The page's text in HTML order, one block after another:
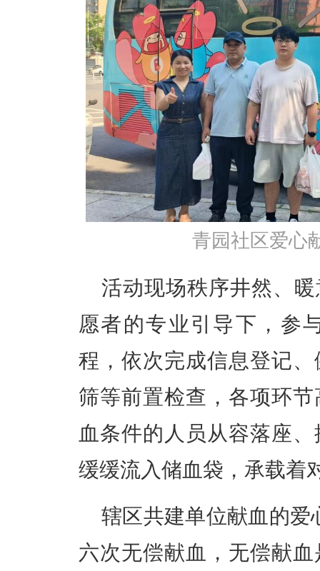
青园社区爱心
活动现场秩序井然、
愿者的专业引导下，参
程，依次完成信息登记
筛等前置检查，各项环
血条件的人员从容落座
缓缓流入储血袋，承载着
辖区共建单位献血的爱
六次无偿献血，无偿献